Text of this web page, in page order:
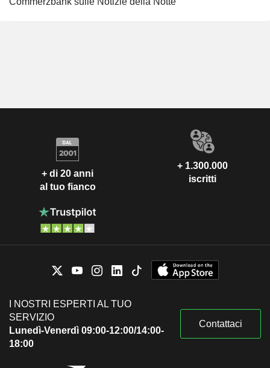
+ di 20 anni
al tuo fianco
+ 1.300.000
iscritti
I NOSTRI ESPERTI AL TUO
SERVIZIO
Lunedì-Venerdì 09:00-12:00/14:00-
18:00
Contattaci